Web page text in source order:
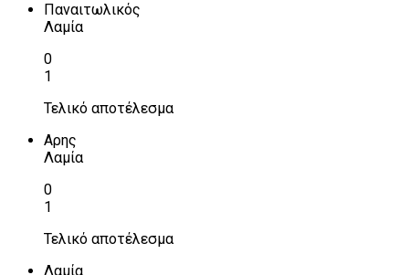
Παναιτωλικός
Λαμία
0
1
Τελικό αποτέλεσμα
Αρης
Λαμία
0
1
Τελικό αποτέλεσμα
Λαμία